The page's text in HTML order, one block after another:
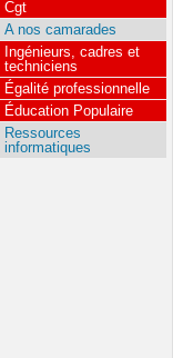
Cgt
A nos camarades
Ingénieurs, cadres et
techniciens
Égalité professionnelle
Éducation Populaire
Ressources
informatiques